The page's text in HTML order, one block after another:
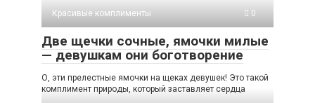
Красивые комплименты
0
Две щечки сочные, ямочки милые
— девушкам они боготворение
О, эти прелестные ямочки на щеках девушек! Это такой
комплимент природы, который заставляет сердца